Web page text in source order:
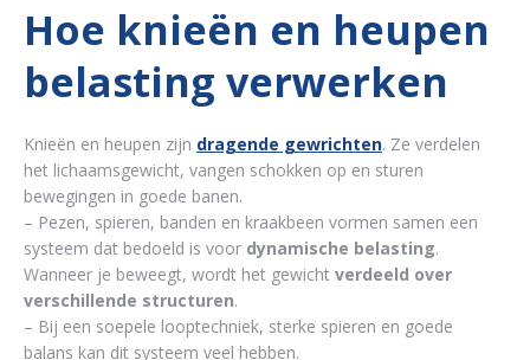
Hoe knieën en heupen
belasting verwerken
Knieën en heupen zijn dragende gewrichten. Ze verdelen
het lichaamsgewicht, vangen schokken op en sturen
bewegingen in goede banen.
– Pezen, spieren, banden en kraakbeen vormen samen een
systeem dat bedoeld is voor dynamische belasting.
Wanneer je beweegt, wordt het gewicht verdeeld over
verschillende structuren.
– Bij een soepele looptechniek, sterke spieren en goede
balans kan dit systeem veel hebben.